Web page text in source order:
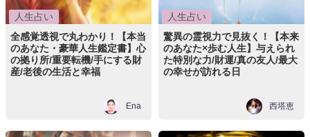
人生占い
全感覚透視で丸わかり！【本当
のあなた・豪華人生鑑定書】心
の拠り所/重要転機/手にする財
産/老後の生活と幸福
Ena
人生占い
驚異の霊視力で見抜く！【本来
のあなた×歩む人生】与えられ
た特別な力/財運/真の友人/最大
の幸せが訪れる日
西塔恵